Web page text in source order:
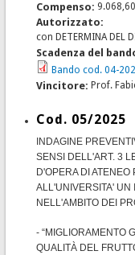
Compenso: 9.068,60
Autorizzato:
con DETERMINA DEL
Scadenza del
Bando cod. 04-
Vincitore:Prof.
Cod. 05/2025
INDAGINE
SENSI DELL'ART. 3
D'OPERA DI ATENEO
ALL'UNIVERSITA'
NELL'AMBITO DEI
- “MIGLIORAMENTO
QUALITÀ DEL